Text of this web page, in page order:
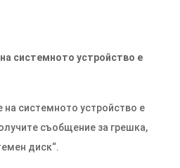
системното устройство е
на системното устройство е
съобщение за грешка,
диск“.